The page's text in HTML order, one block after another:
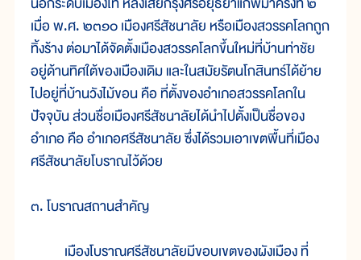
เมื่อ พ.ศ. ๒๓๑๐ เมืองศรีสัชนาลัย หรือเมืองสวรรคโลกถูก
ทิ้งร้าง ต่อมาได้จัดตั้งเมืองสวรรคโลกขึ้นใหม่ที่บ้านท่าชัย
อยู่ด้านทิศใต้ของเมืองเดิม และในสมัยรัตนโกสินทร์ได้ย้าย
ไปอยู่ที่บ้านวังไม้ขอน คือ ที่ตั้งของอำเภอสวรรคโลกใน
ปัจจุบัน ส่วนชื่อเมืองศรีสัชนาลัยได้นำไปตั้งเป็นชื่อของ
อำเภอ คือ อำเภอศรีสัชนาลัย ซึ่งได้รวมเอาเขตพื้นที่เมือง
ศรีสัชนาลัยโบราณไว้ด้วย
๓. โบราณสถานสำคัญ
เมืองโบราณศรีสัชนาลัยมีขอบเขตของผังเมือง ที่